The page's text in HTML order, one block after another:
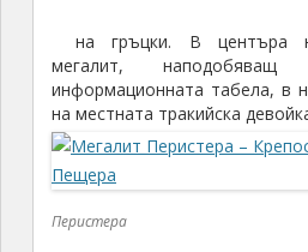
на гръцки. В центъра
мегалит, наподобяващ
информационната табела, в
на местната тракийска
Перистера